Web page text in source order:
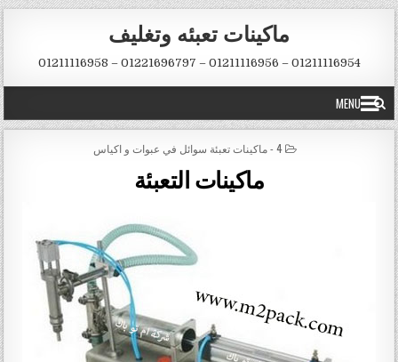
Skip to content
ماكينات تعبئه وتغليف
01211116954 – 01211116956 – 01221696797 – 01211116958
MENU
POSTED IN
4 - ماكينات تعبئة سوائل في عبوات و اكياس
ماكينات التعبئة